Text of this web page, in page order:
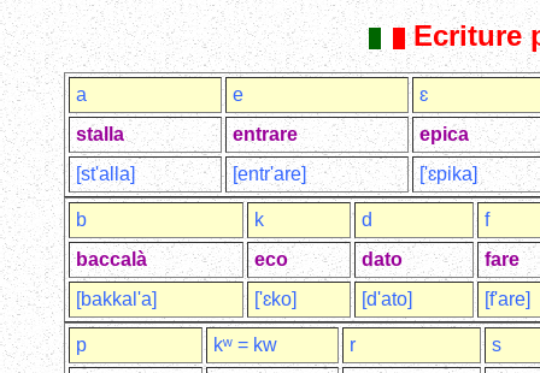
Ecriture
a e
ɛ
stalla
entrare
epica
[st'alla]
[entr'are] ['ɛpika]
b k d
f
baccalà
eco dato
fare
[bakkal'a]
['ɛko] [d'ato] [f'are]
p kʷ = kw r
s